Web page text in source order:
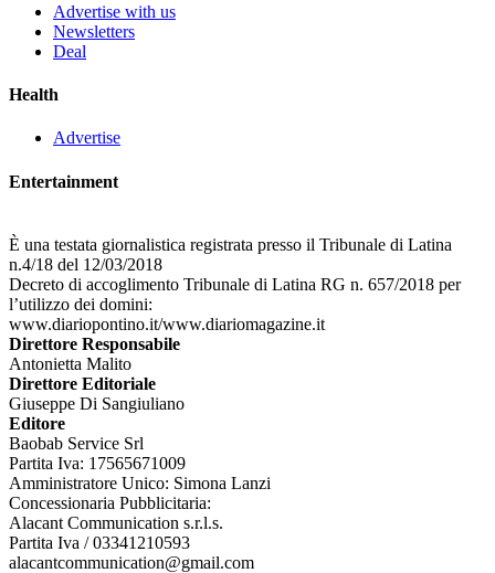
Advertise with us
Newsletters
Deal
Health
Advertise
Entertainment
È una testata giornalistica registrata presso il Tribunale di Latina
n.4/18 del 12/03/2018
Decreto di accoglimento Tribunale di Latina RG n. 657/2018 per
l’utilizzo dei domini:
www.diariopontino.it/www.diariomagazine.it
Direttore Responsabile
Antonietta Malito
Direttore Editoriale
Giuseppe Di Sangiuliano
Editore
Baobab Service Srl
Partita Iva: 17565671009
Amministratore Unico: Simona Lanzi
Concessionaria Pubblicitaria:
Alacant Communication s.r.l.s.
Partita Iva / 03341210593
alacantcommunication@gmail.com